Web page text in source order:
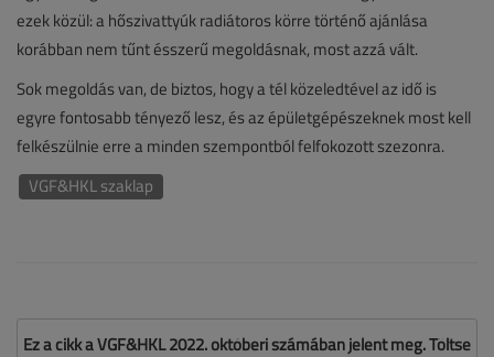
ezek közül: a hőszivattyúk radiátoros körre történő ajánlása
korábban nem tűnt ésszerű megoldásnak, most azzá vált.
Sok megoldás van, de biztos, hogy a tél közeledtével az idő is
egyre fontosabb tényező lesz, és az épületgépészeknek most kell
felkészülnie erre a minden szempontból felfokozott szezonra.
VGF&HKL szaklap
Ez a cikk a VGF&HKL 2022. októberi számában jelent meg. Töltse